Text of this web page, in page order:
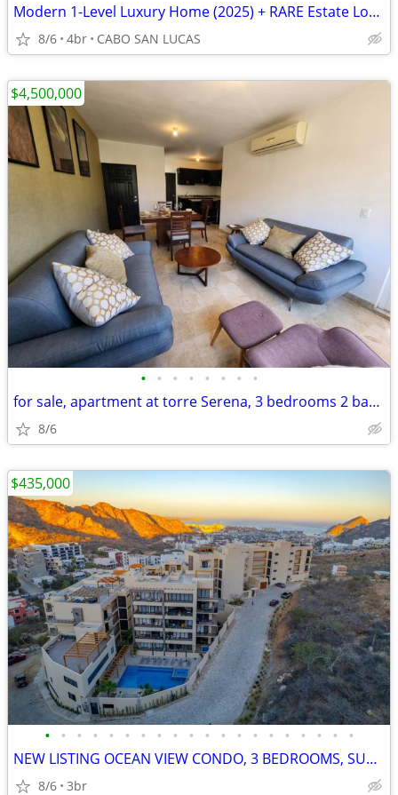
Modern 1-Level Luxury Home (2025) + RARE Estate Lot! Huge 13,000+ sqft
8/6 4br CABO SAN LUCAS
• • • • • • • •
for sale, apartment at torre Serena, 3 bedrooms 2 baths
8/6
$4,500,000
• • • • • • • • • • • • • • • • • • • •
NEW LISTING OCEAN VIEW CONDO, 3 BEDROOMS, SUNSET
8/6 3br
$435,000